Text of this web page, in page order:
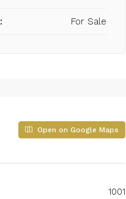
For Sale
Open on Google Maps
1001